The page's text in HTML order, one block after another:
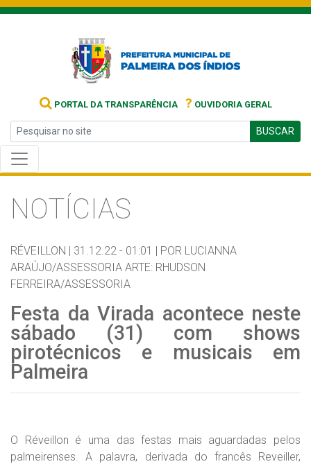
PORTAL DA TRANSPARÊNCIA ? OUVIDORIA GERAL
BUSCAR
NOTÍCIAS
RÉVEILLON | 31.12.22 - 01:01 | POR LUCIANNA
ARAÚJO/ASSESSORIA ARTE: RHUDSON
FERREIRA/ASSESSORIA
Festa da Virada acontece neste
sábado (31) com shows
pirotécnicos e musicais em
Palmeira
O Réveillon é uma das festas mais aguardadas pelos
palmeirenses. A palavra, derivada do francês Reveiller,